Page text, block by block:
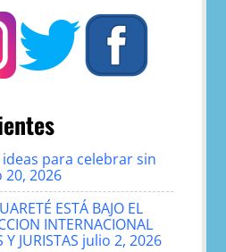
para celebrar sin
20, 2026
ESTÁ BAJO EL
INTERNACIONAL
JURISTAS julio 2, 2026